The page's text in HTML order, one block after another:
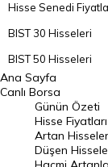
Hisse Senedi
BIST 30 Hisseleri
BIST 50 Hisseleri
BIST 100 Hisseleri
En Çok Artan
En Çok Düşen
Hacmi Artanlar
Ana Sayfa
Canlı Borsa
Günün Özeti
Hisse Fiyatları
Artan Hisseler
Düşen